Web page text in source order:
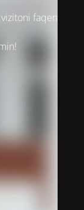
faqen tonë